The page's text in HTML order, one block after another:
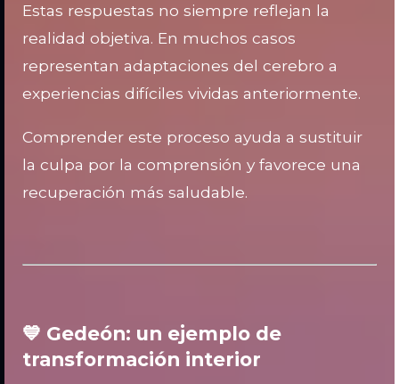
Estas respuestas no siempre reflejan la
realidad objetiva. En muchos casos
representan adaptaciones del cerebro a
experiencias difíciles vividas anteriormente.
Comprender este proceso ayuda a sustituir
la culpa por la comprensión y favorece una
recuperación más saludable.
💙 Gedeón: un ejemplo de
transformación interior